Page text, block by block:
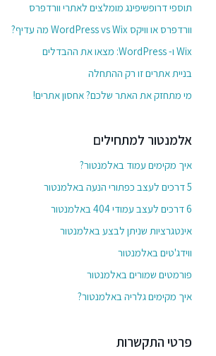
תוספי דרופשיפינג מומלצים לאתרי וורדפרס
וורדפרס או וויקס WordPress vs Wix מה עדיף?
Wix ו- WordPress: מצאו את ההבדלים
בניית אתרים זו רק ההתחלה
מי מתחזק את האתר שלכם? אחסון אתרים!
אלמנטור למתחילים
איך מקימים עמוד באלמנטור?
5 דרכים לעצב כפתורי הנעה באלמנטור
6 דרכים לעצב עמודי 404 באלמנטור
אינטגרציות שניתן לבצע באלמנטור
ווידג'טים באלמנטור
פורמטים שמורים באלמנטור
איך מקימים גלריה באלמנטור?
פרטי התקשרות